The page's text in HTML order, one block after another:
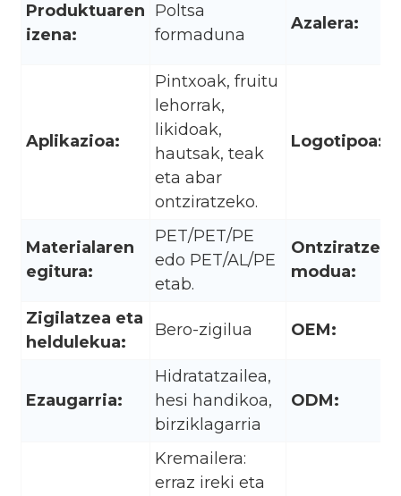
Produktuaren
izena:
Poltsa
formaduna
Azalera:
Aplikazioa:
Pintxoak, fruitu
lehorrak,
likidoak,
hautsak, teak
eta abar
ontziratzeko.
Logotipoa:
Materialaren
egitura:
PET/PET/PE
edo PET/AL/PE
etab.
Ontziratzeko
modua:
Zigilatzea eta
heldulekua:
Bero-zigilua OEM:
Ezaugarria:
Hidratatzailea,
hesi handikoa,
birziklagarria
ODM:
Kremailera:
erraz ireki eta